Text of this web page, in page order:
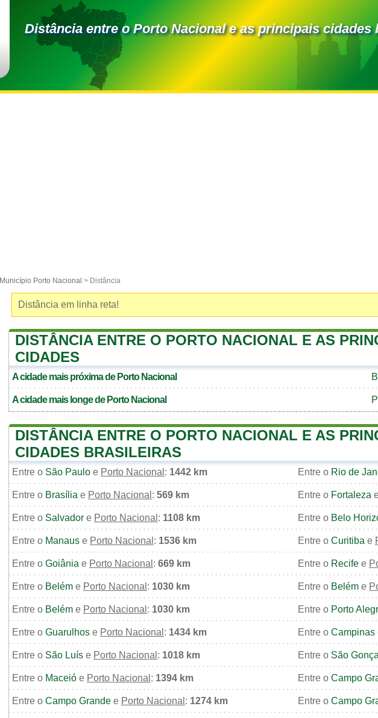
Distância entre o Porto Nacional e as principais cidades
Município Porto Nacional > Distância
Distância em linha reta!
DISTÂNCIA ENTRE O PORTO NACIONAL E AS
CIDADES
A cidade mais próxima de Porto Nacional
A cidade mais longe de Porto Nacional
DISTÂNCIA ENTRE O PORTO NACIONAL E AS
CIDADES BRASILEIRAS
Entre o São Paulo e Porto Nacional : 1442 km Entre o Rio de
Entre o Brasília e Porto Nacional : 569 km Entre o Fortaleza
Entre o Salvador e Porto Nacional : 1108 km Entre o Belo
Entre o Manaus e Porto Nacional : 1536 km Entre o Curitiba e
Entre o Goiânia e Porto Nacional : 669 km Entre o Recife e
Entre o Belém e Porto Nacional : 1030 km Entre o Belém e
Entre o Belém e Porto Nacional : 1030 km Entre o Porto
Entre o Guarulhos e Porto Nacional : 1434 km Entre o Campinas
Entre o São Luís e Porto Nacional : 1018 km Entre o São
Entre o Maceió e Porto Nacional : 1394 km Entre o Campo
Entre o Campo Grande e Porto Nacional : 1274 km Entre o Campo